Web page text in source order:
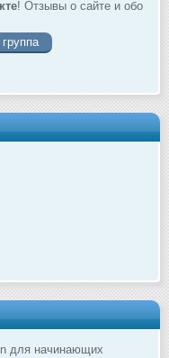
! Отзывы о сайте и обо
для начинающих